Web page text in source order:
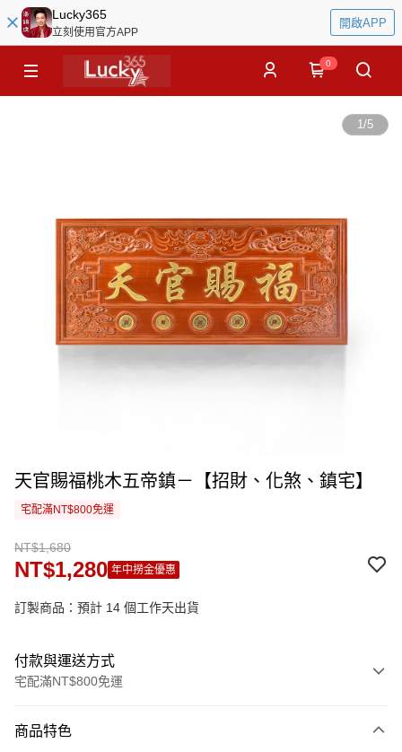
Lucky365
立刻使用官方APP
開啟APP
0
1/5
天官賜福桃木五帝鎮－【招財、化煞、鎮宅】
宅配滿NT$800免運
NT$1,680
NT$1,280 年中撈金優惠
訂製商品：預計 14 個工作天出貨
付款與運送方式
宅配滿NT$800免運
信用卡一次付款
商品特色